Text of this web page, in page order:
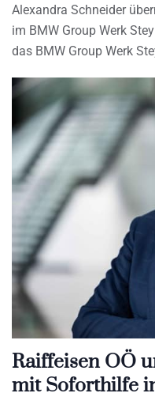
Alexandra Schneider
im BMW Group Werk
das BMW Group Werk
Raiffeisen OÖ
mit Soforthilfe